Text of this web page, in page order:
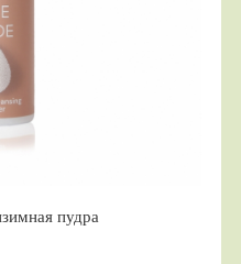
пудра